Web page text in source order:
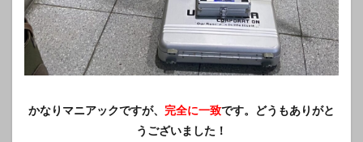
かなりマニアックですが、 完全に一致です。どうもありがと
うございました！